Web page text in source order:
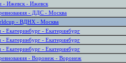
- Ижевск - Ижевск
- ДДС - Москва
- ВДНХ - Москва
- Екатеринбург - Екатеринбург
- Екатеринбург - Екатеринбург
- Екатеринбург - Екатеринбург
- Воронеж - Воронеж